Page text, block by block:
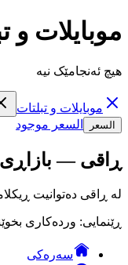
موبايلات و
هیچ ئەنجامێک نیە
موبايلات و تبلتات
السعر السعر موجود
ڕاقی — بازاڕی
لە ڕاقی دەتوانیت
ڕێنمایی: وردەکاری
سەرەکی